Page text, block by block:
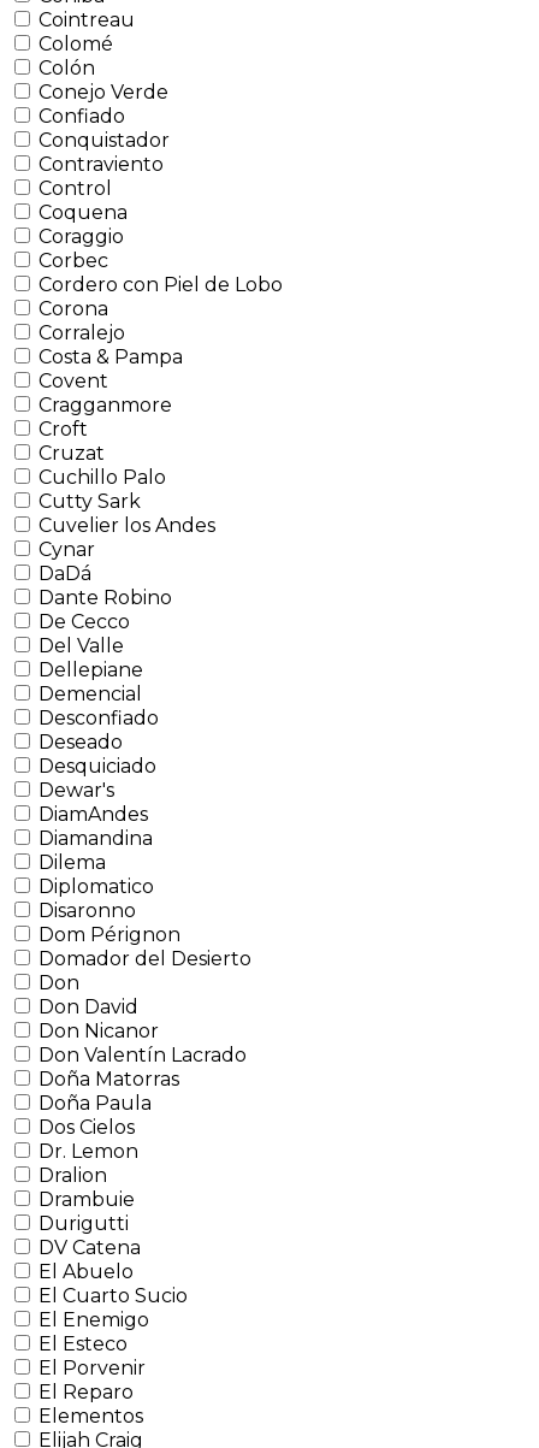
Cointreau
Colomé
Colón
Conejo Verde
Confiado
Conquistador
Contraviento
Control
Coquena
Coraggio
Corbec
Cordero con Piel de Lobo
Corona
Corralejo
Costa & Pampa
Covent
Cragganmore
Croft
Cruzat
Cuchillo Palo
Cutty Sark
Cuvelier los Andes
Cynar
DaDá
Dante Robino
De Cecco
Del Valle
Dellepiane
Demencial
Desconfiado
Deseado
Desquiciado
Dewar's
DiamAndes
Diamandina
Dilema
Diplomatico
Disaronno
Dom Pérignon
Domador del Desierto
Don
Don David
Don Nicanor
Don Valentín Lacrado
Doña Matorras
Doña Paula
Dos Cielos
Dr. Lemon
Dralion
Drambuie
Durigutti
DV Catena
El Abuelo
El Cuarto Sucio
El Enemigo
El Esteco
El Porvenir
El Reparo
Elementos
Elijah Craig